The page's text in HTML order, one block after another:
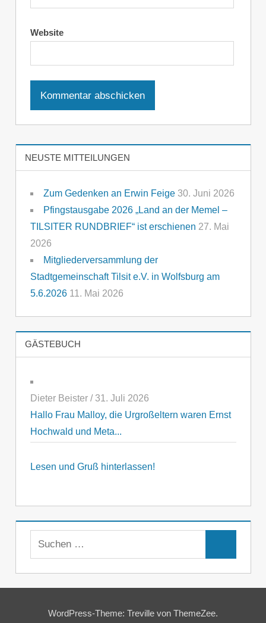
Website
NEUSTE MITTEILUNGEN
Zum Gedenken an Erwin Feige 30. Juni 2026
Pfingstausgabe 2026 „Land an der Memel –
TILSITER RUNDBRIEF“ ist erschienen 27. Mai
2026
Mitgliederversammlung der
Stadtgemeinschaft Tilsit e.V. in Wolfsburg am
5.6.2026 11. Mai 2026
GÄSTEBUCH
Dieter Beister/31. Juli 2026
Hallo Frau Malloy, die Urgroßeltern waren Ernst
Hochwald und Meta...
Lesen und Gruß hinterlassen!
WordPress-Theme: Treville von ThemeZee.